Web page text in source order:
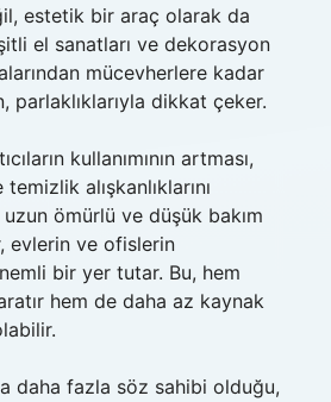
estetik bir araç olarak da
el sanatları ve dekorasyon
mücevherlere kadar
parlaklıklarıyla dikkat çeker.
kullanımının artması,
alışkanlıklarını
ömürlü ve düşük bakım
evlerin ve ofislerin
bir yer tutar. Bu, hem
hem de daha az kaynak
daha fazla söz sahibi olduğu,